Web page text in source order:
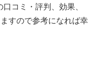
口コミ・評判、効果、
すので参考になれば幸